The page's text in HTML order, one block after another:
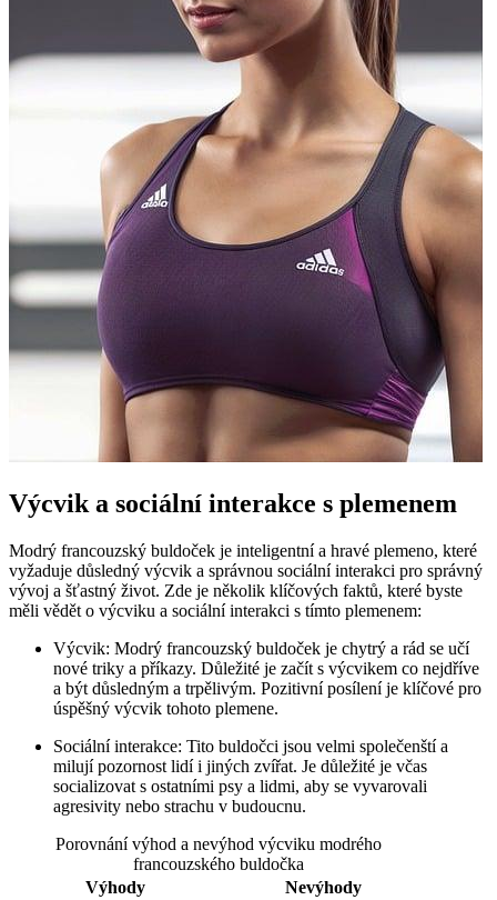
Výcvik a sociální interakce s plemenem
Modrý francouzský buldoček je inteligentní a hravé plemeno, které
vyžaduje důsledný výcvik a správnou sociální interakci pro správný
vývoj a šťastný život. Zde je několik klíčových faktů, které byste
měli vědět o výcviku a sociální interakci s tímto plemenem:
Výcvik: Modrý francouzský buldoček je chytrý a rád se učí
nové triky a příkazy. Důležité je začít s výcvikem co nejdříve
a být důsledným a trpělivým. Pozitivní posílení je klíčové pro
úspěšný výcvik tohoto plemene.
Sociální interakce: Tito buldočci jsou velmi společenští a
milují pozornost lidí i jiných zvířat. Je důležité je včas
socializovat s ostatními psy a lidmi, aby se vyvarovali
agresivity nebo strachu v budoucnu.
Porovnání výhod a nevýhod výcviku modrého
francouzského buldočka
Výhody
Nevýhody